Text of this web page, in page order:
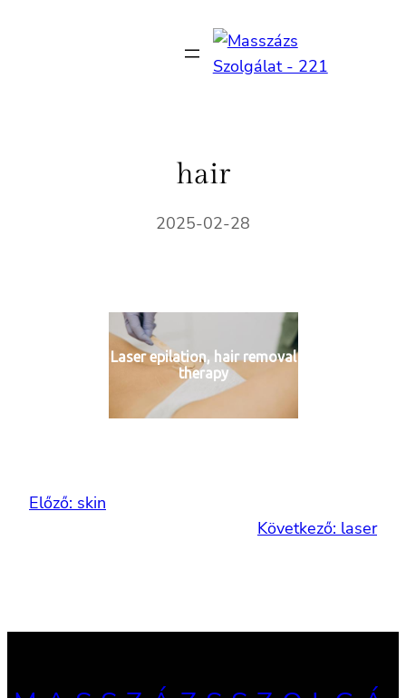
hair
2025-02-28
Laser epilation, hair removal
therapy
Előző: skin
Következő: laser